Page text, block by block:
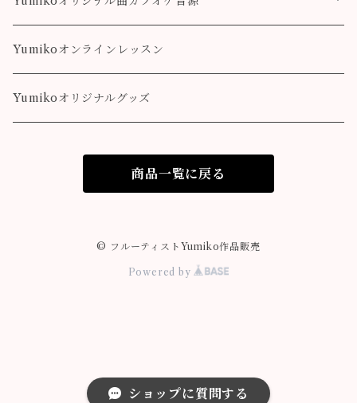
ショップに質問する
colorful
Fairy Song
Pleasure
Destiny
Yumikoオンラインレッスン
Yumikoオリジナルグッズ
商品一覧に戻る
© フルーティストYumiko作品販売
Powered by